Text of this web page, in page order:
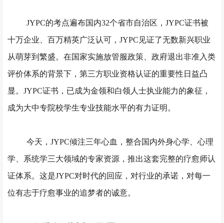
JYPC的考点遍布国内32个省市自治区，JYPC证书被
十万企业、百万精英广泛认可，JYPC见证了无数新兴职业
从萌芽到繁盛。在国家实施放管服政策、政府退出非准入类
评价体系的背景下，第三方职业资格认证的重要性日益凸
显。JYPC证书，已成为金领和白领人士执业能力的象征，
成为大中专院校学生专业技能水平的有力证明。
今天， JYPC倾注三年心血，整合国内外身心学、心理
学、系统学三大领域的专家资源，推出这套完整的疗愈师认
证体系。这是JYPC对时代的回应，对行业的承诺，对每一
位有志于疗愈事业的追梦者的诚意。